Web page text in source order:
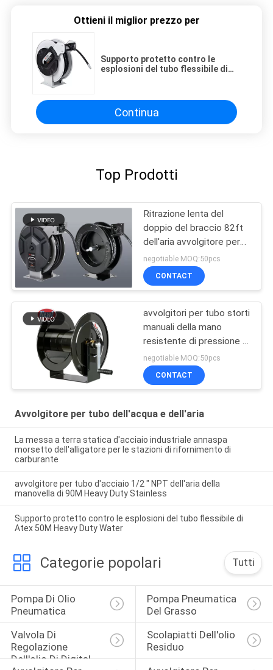
Ottieni il miglior prezzo per
Supporto protetto contro le
esplosioni del tubo flessibile di
Continua
Top Prodotti
Ritrazione lenta del
doppio del braccio 82ft
dell'aria avvolgitore per
tubo dell'acqua
negotiable MOQ:50pcs
CONTACT
avvolgitori per tubo storti
manuali della mano
resistente di pressione di
esercizio 4000psi
negotiable MOQ:50pcs
CONTACT
Avvolgitore per tubo dell'acqua e dell'aria
La messa a terra statica d'acciaio industriale annaspa
morsetto dell'alligatore per le stazioni di rifornimento di
carburante
avvolgitore per tubo d'acciaio 1/2 " NPT dell'aria della
manovella di 90M Heavy Duty Stainless
Supporto protetto contro le esplosioni del tubo flessibile di
Atex 50M Heavy Duty Water
Categorie popolari Tutti
Pompa Di Olio
Pneumatica
Pompa Pneumatica
Del Grasso
Valvola Di
Regolazione
Dell'olio Di Digital
Scolapiatti Dell'olio
Residuo